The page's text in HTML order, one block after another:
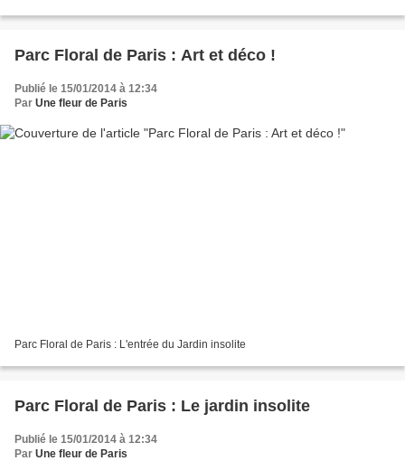
Parc Floral de Paris : Art et déco !
Publié le 15/01/2014 à 12:34
Par Une fleur de Paris
Parc Floral de Paris : L'entrée du Jardin insolite
Parc Floral de Paris : Le jardin insolite
Publié le 15/01/2014 à 12:34
Par Une fleur de Paris